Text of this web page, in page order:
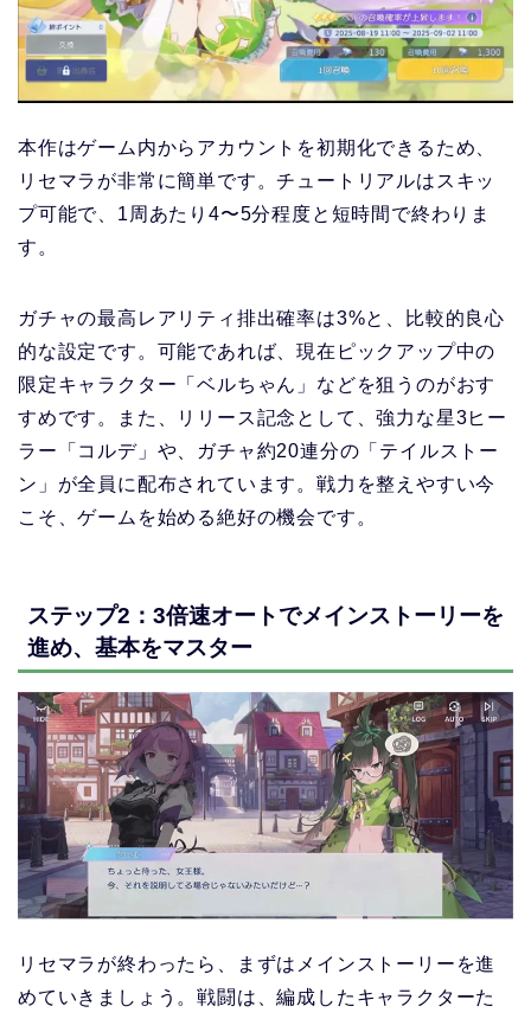
本作はゲーム内からアカウントを初期化できるため、
リセマラが非常に簡単です。チュートリアルはスキッ
プ可能で、1周あたり4〜5分程度と短時間で終わりま
す。
ガチャの最高レアリティ排出確率は3%と、比較的良心
的な設定です。可能であれば、現在ピックアップ中の
限定キャラクター「ベルちゃん」などを狙うのがおす
すめです。また、リリース記念として、強力な星3ヒー
ラー「コルデ」や、ガチャ約20連分の「テイルストー
ン」が全員に配布されています。戦力を整えやすい今
こそ、ゲームを始める絶好の機会です。
ステップ2：3倍速オートでメインストーリーを
進め、基本をマスター
リセマラが終わったら、まずはメインストーリーを進
めていきましょう。戦闘は、編成したキャラクターた